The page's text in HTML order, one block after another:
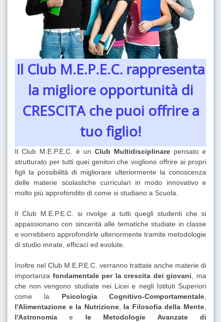
Il Club M.E.P.E.C. rappresenta
la migliore opportunità di
CRESCITA che puoi offrire a
tuo figlio!
Il Club M.E.P.E.C. è un Club Multidisciplinare pensato e
strutturato per tutti quei genitori che vogliono offrire ai propri
figli la possibilità di migliorare ulteriormente la conoscenza
delle materie scolastiche curriculari in modo innovativo e
molto più approfondito di come si studiano a Scuola.
Il Club M.E.P.E.C. si rivolge a tutti quegli studenti che si
appassionano con sincerità alle tematiche studiate in classe
e vorrebbero approfondirle ulteriormente tramite metodologie
di studio mirate, efficaci ed evolute.
Inoltre nel Club M.E.P.E.C. verranno trattate anche materie di
importanza fondamentale per la crescita dei giovani , ma
che non vengono studiate nei Licei e negli Istituti Superiori
come la Psicologia Cognitivo-Comportamentale
l'Alimentazione e la Nutrizione, la Filosofia della Mente
l'Astronomia e le Metodologie Avanzate di